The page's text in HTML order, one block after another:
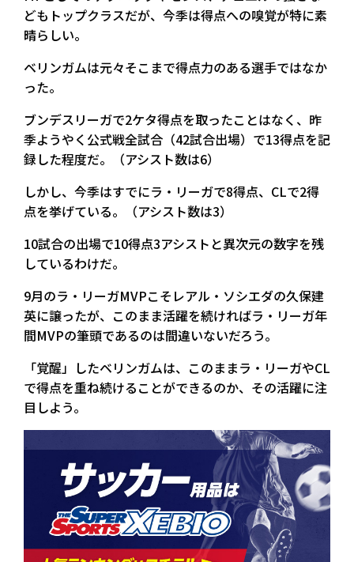
どもトップクラスだが、今季は得点への嗅覚が特に素
晴らしい。
ベリンガムは元々そこまで得点力のある選手ではなか
った。
ブンデスリーガで2ケタ得点を取ったことはなく、昨
季ようやく公式戦全試合（42試合出場）で13得点を記
録した程度だ。（アシスト数は6）
しかし、今季はすでにラ・リーガで8得点、CLで2得
点を挙げている。（アシスト数は3）
10試合の出場で10得点3アシストと異次元の数字を残
しているわけだ。
9月のラ・リーガMVPこそレアル・ソシエダの久保建
英に譲ったが、このまま活躍を続ければラ・リーガ年
間MVPの筆頭であるのは間違いないだろう。
「覚醒」したベリンガムは、このままラ・リーガやCL
で得点を重ね続けることができるのか、その活躍に注
目しよう。